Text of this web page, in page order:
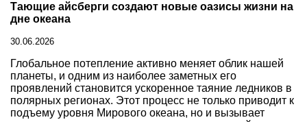
Тающие айсберги создают новые оазисы жизни на
дне океана
30.06.2026
Глобальное потепление активно меняет облик нашей
планеты, и одним из наиболее заметных его
проявлений становится ускоренное таяние ледников в
полярных регионах. Этот процесс не только приводит к
подъему уровня Мирового океана, но и вызывает